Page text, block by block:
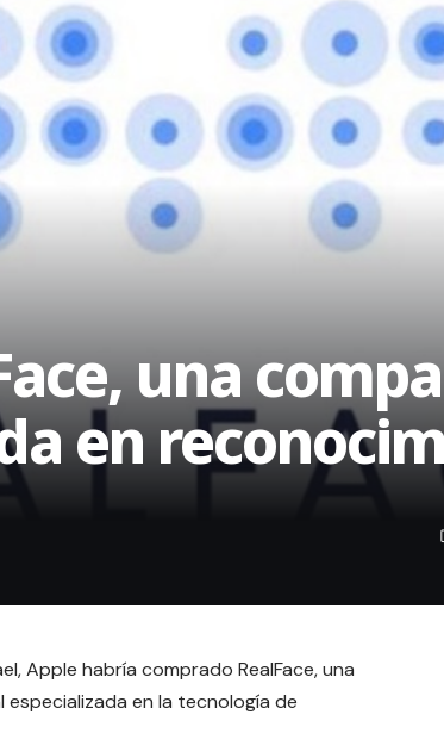
una
en
Apple habría comprado RealFace, una
en la tecnología de